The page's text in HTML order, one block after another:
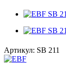
Артикул: SB 211